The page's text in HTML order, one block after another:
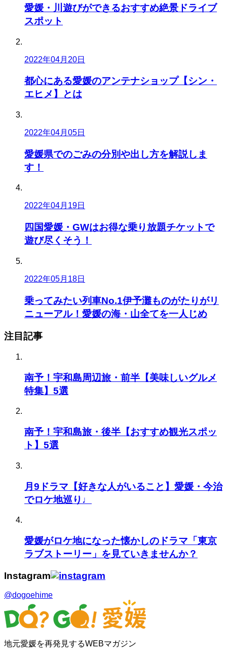
愛媛・川遊びができるおすすめ絶景ドライブ
スポット
2022年04月20日
都心にある愛媛のアンテナショップ【シン・
エヒメ】とは
2022年04月05日
愛媛県でのごみの分別や出し方を解説しま
す！
2022年04月19日
四国愛媛・GWはお得な乗り放題チケットで
遊び尽くそう！
2022年05月18日
乗ってみたい列車No.1伊予灘ものがたりがリ
ニューアル！愛媛の海・山全てを一人じめ
注目記事
南予！宇和島周辺旅・前半【美味しいグルメ
特集】5選
南予！宇和島旅・後半【おすすめ観光スポッ
ト】5選
月9ドラマ【好きな人がいること】愛媛・今治
でロケ地巡り♩
愛媛がロケ地になった懐かしのドラマ「東京
ラブストーリー」を見ていきませんか？
Instagram
@dogoehime
地元愛媛を再発見するWEBマガジン